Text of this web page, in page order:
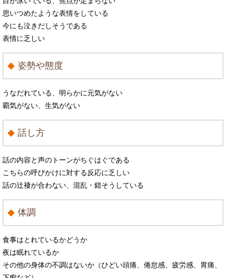
思いつめたような表情をしている
今にも泣きだしそうである
表情に乏しい
姿勢や態度
うなだれている、明らかに元気がない
覇気がない、生気がない
話し方
話の内容と声のトーンがちぐはぐである
こちらの呼びかけに対する反応に乏しい
話の辻褄が合わない、混乱・錯そうしている
体調
食事はとれているかどうか
夜は眠れているか
その他の身体の不調はないか（ひどい頭痛、倦怠感、疲労感、胃痛、